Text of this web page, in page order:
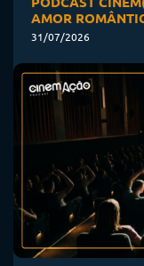
AMOR
31/07/2026